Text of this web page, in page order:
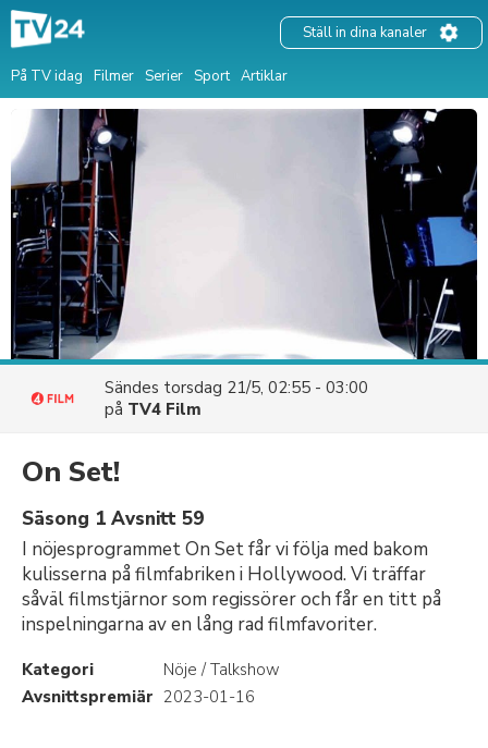
På TV idag Filmer Serier Sport Artiklar
Ställ in dina kanaler
Sändes torsdag 21/5, 02:55 - 03:00
på TV4 Film
On Set!
Säsong 1 Avsnitt 59
I nöjesprogrammet On Set får vi följa med bakom
kulisserna på filmfabriken i Hollywood. Vi träffar
såväl filmstjärnor som regissörer och får en titt på
inspelningarna av en lång rad filmfavoriter.
Kategori
Nöje / Talkshow
Avsnittspremiär 2023-01-16